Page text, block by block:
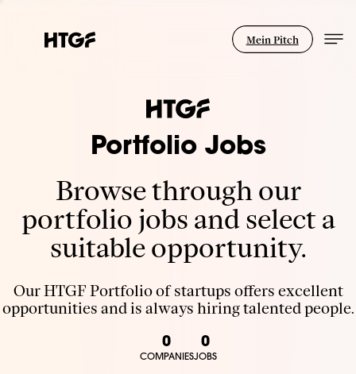
Mein Pitch
Portfolio Jobs
Browse through our
portfolio jobs and select a
suitable opportunity.
Our HTGF Portfolio of startups offers excellent
opportunities and is always hiring talented people.
0
COMPANIES
0
JOBS